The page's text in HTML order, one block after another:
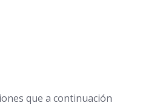
que a continuación